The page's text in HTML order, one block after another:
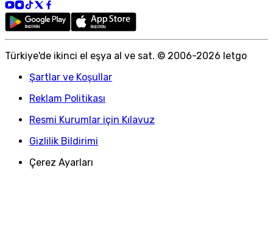
Türkiye'de ikinci el eşya al ve sat. © 2006-2026 letgo
Şartlar ve Koşullar
Reklam Politikası
Resmi Kurumlar için Kılavuz
Gizlilik Bildirimi
Çerez Ayarları